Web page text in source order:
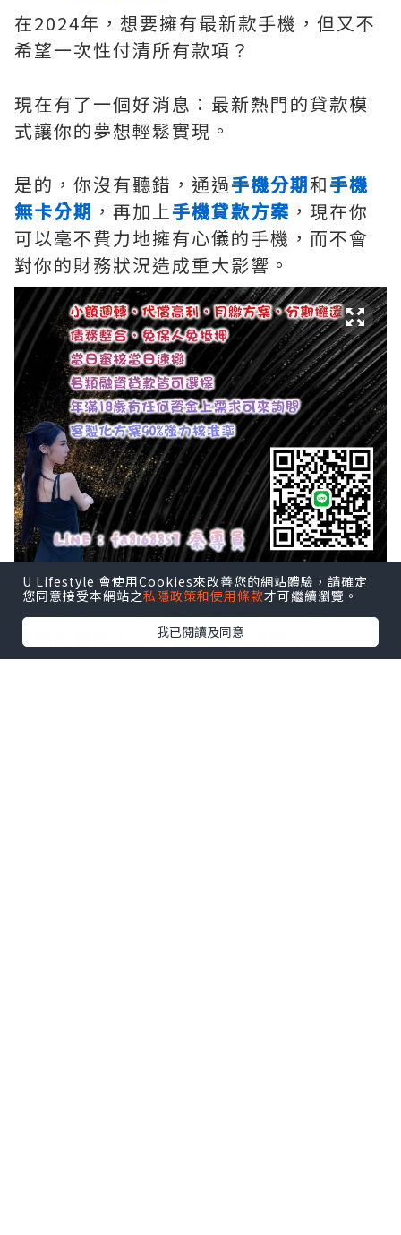
在2024年，想要擁有最新款手機，但又不
希望一次性付清所有款項？
現在有了一個好消息：最新熱門的貸款模
式讓你的夢想輕鬆實現。
是的，你沒有聽錯，通過手機分期和手機
無卡分期 ，再加上手機貸款方案 ，現在你
可以毫不費力地擁有心儀的手機，而不會
對你的財務狀況造成重大影響。
這種步驟簡單的分期付款模式，讓每個人
都能夠輕鬆上手，迅速完成申請。
U Lifestyle 會使用Cookies來改善您的網站體驗，請確定
您同意接受本網站之私隱政策和使用條款才可繼續瀏覽。
我已閱讀及同意